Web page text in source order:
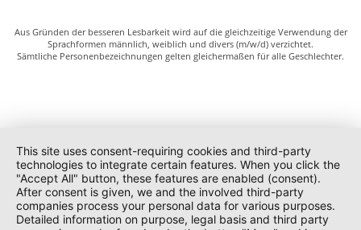
Aus Gründen der besseren Lesbarkeit wird auf die gleichzeitige Verwendung der
Sprachformen männlich, weiblich und divers (m/w/d) verzichtet.
Sämtliche Personenbezeichnungen gelten gleichermaßen für alle Geschlechter.
This site uses consent-requiring cookies and third-party
technologies to integrate certain features. When you click the
"Accept All" button, these features are enabled (consent).
After consent is given, we and the involved third-party
companies process your personal data for various purposes.
Detailed information on purpose, legal basis and third party